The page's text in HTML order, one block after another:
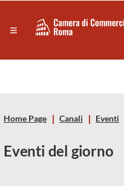
Servizi
Risorse Principali
di
Roma
Home Page Canali Eventi
Eventi del giorno